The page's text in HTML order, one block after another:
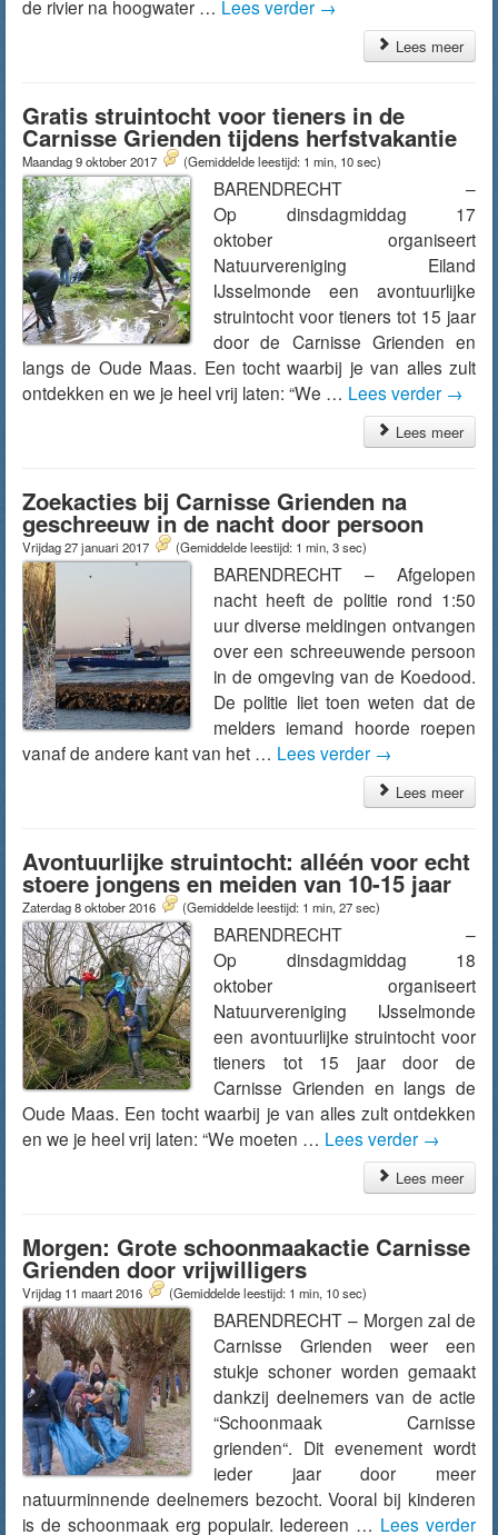
de rivier na hoogwater … Lees verder →
Lees meer
Gratis struintocht voor tieners in de
Carnisse Grienden tijdens herfstvakantie
Maandag 9 oktober 2017 (Gemiddelde leestijd: 1 min, 10 sec)
BARENDRECHT –
Op dinsdagmiddag 17
oktober organiseert
Natuurvereniging Eiland
IJsselmonde een avontuurlijke
struintocht voor tieners tot 15 jaar
door de Carnisse Grienden en
langs de Oude Maas. Een tocht waarbij je van alles zult
ontdekken en we je heel vrij laten: “We … Lees verder →
Lees meer
Zoekacties bij Carnisse Grienden na
geschreeuw in de nacht door persoon
Vrijdag 27 januari 2017 (Gemiddelde leestijd: 1 min, 3 sec)
BARENDRECHT – Afgelopen
nacht heeft de politie rond 1:50
uur diverse meldingen ontvangen
over een schreeuwende persoon
in de omgeving van de Koedood.
De politie liet toen weten dat de
melders iemand hoorde roepen
vanaf de andere kant van het … Lees verder →
Lees meer
Avontuurlijke struintocht: alléén voor echt
stoere jongens en meiden van 10-15 jaar
Zaterdag 8 oktober 2016 (Gemiddelde leestijd: 1 min, 27 sec)
BARENDRECHT –
Op dinsdagmiddag 18
oktober organiseert
Natuurvereniging IJsselmonde
een avontuurlijke struintocht voor
tieners tot 15 jaar door de
Carnisse Grienden en langs de
Oude Maas. Een tocht waarbij je van alles zult ontdekken
en we je heel vrij laten: “We moeten … Lees verder →
Lees meer
Morgen: Grote schoonmaakactie Carnisse
Grienden door vrijwilligers
Vrijdag 11 maart 2016 (Gemiddelde leestijd: 1 min, 10 sec)
BARENDRECHT – Morgen zal de
Carnisse Grienden weer een
stukje schoner worden gemaakt
dankzij deelnemers van de actie
“Schoonmaak Carnisse
grienden“. Dit evenement wordt
ieder jaar door meer
natuurminnende deelnemers bezocht. Vooral bij kinderen
is de schoonmaak erg populair. Iedereen … Lees verder